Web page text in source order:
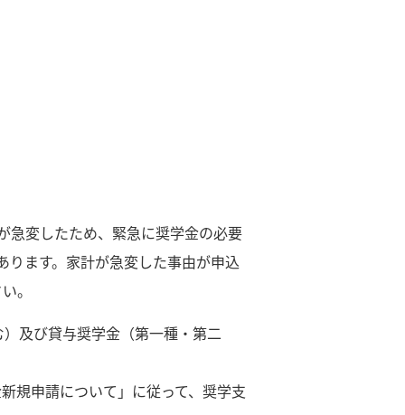
急変したため、緊急に奨学金の必要
ます。家計が急変した事由が申込
。
及び貸与奨学金（第一種・第二
規申請について」に従って、奨学支